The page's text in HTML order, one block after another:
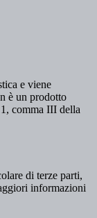
e viene
è un prodotto
comma III della
di terze parti,
informazioni